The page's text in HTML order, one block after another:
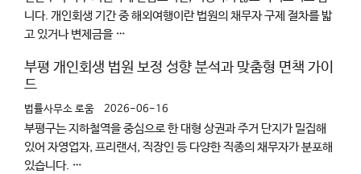
니다. 개인회생 기간 중 해외여행이란 법원의 채무자 구제 절차를 밟
고 있거나 변제금을 …
부평 개인회생 법원 보정 성향 분석과 맞춤형 면책 가이
드
법률사무소 로움 2026-06-16
부평구는 지하철역을 중심으로 한 대형 상권과 주거 단지가 밀집해
있어 자영업자, 프리랜서, 직장인 등 다양한 직종의 채무자가 분포해
있습니다. …